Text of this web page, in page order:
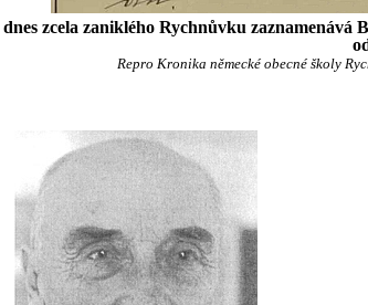
zcela zaniklého Rychnůvku zaznamenává
Repro Kronika německé obecné školy